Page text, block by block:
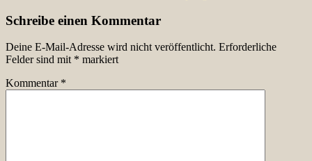
Schreibe einen Kommentar
Deine E-Mail-Adresse wird nicht veröffentlicht. Erforderliche
Felder sind mit * markiert
Kommentar *